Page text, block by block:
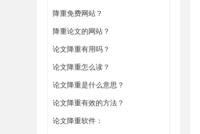
降重免费网站？
https://www.gxjiangchong.com/lwgaixie/
降重论文的网站？
论文降重有用吗？
论文降重怎么读？
论文降重是什么意思？
论文降重有效的方法？
论文降重软件：